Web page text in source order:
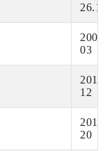
2009-
03
2010-
12
2010-
20